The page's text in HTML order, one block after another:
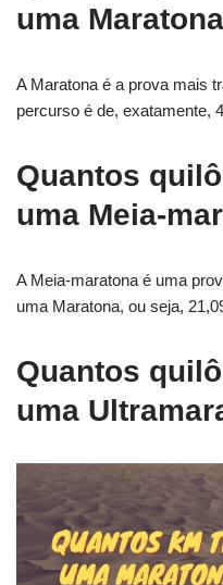
uma
A Maratona é a prova mais
percurso é de, exatamente,
Quantos
uma Meia-
A Meia-maratona é uma
uma Maratona, ou seja,
Quantos
uma